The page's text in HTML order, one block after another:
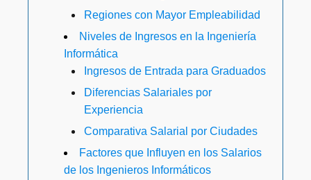
Regiones con Mayor Empleabilidad
Niveles de Ingresos en la Ingeniería
Informática
Ingresos de Entrada para Graduados
Diferencias Salariales por
Experiencia
Comparativa Salarial por Ciudades
Factores que Influyen en los Salarios
de los Ingenieros Informáticos